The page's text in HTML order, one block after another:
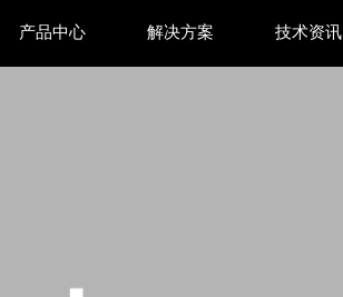
产品中心 解决方案 技术资讯